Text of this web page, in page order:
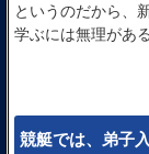
というのだから、
学ぶには無理があ
競艇では、弟子